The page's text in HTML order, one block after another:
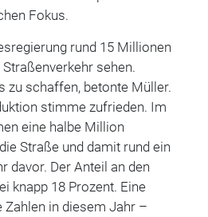
Fokus.
rund 15 Millionen
sehen.
zu schaffen, betonte Müller.
stimme zufrieden. Im
eine halbe Million
Straße und damit rund ein
davor. Der Anteil an den
knapp 18 Prozent. Eine
Zahlen in diesem Jahr –